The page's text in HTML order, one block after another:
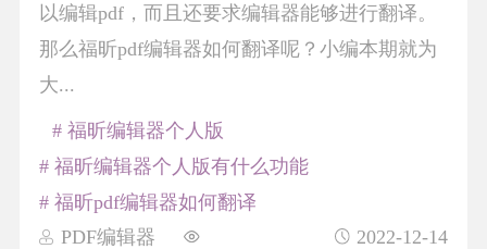
以编辑pdf，而且还要求编辑器能够进行翻译。
那么福昕pdf编辑器如何翻译呢？小编本期就为
大...
PDF编辑器 2022-12-14
# 福昕编辑器个人版
# 福昕编辑器个人版有什么功能
# 福昕pdf编辑器如何翻译